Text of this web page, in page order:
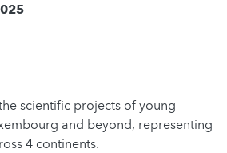
scientific projects of young
and beyond, representing
4 continents.